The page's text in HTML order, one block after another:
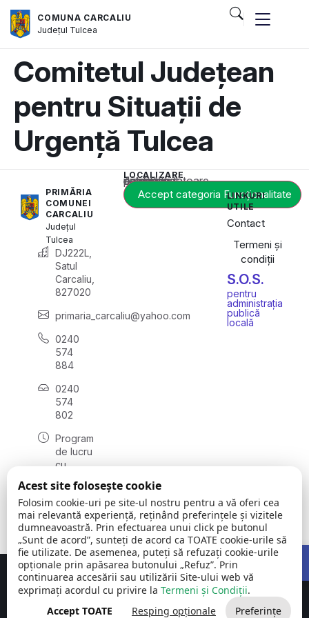
COMUNA CARCALIU
Județul Tulcea
Comitetul Județean
pentru Situații de
Urgență Tulcea
PRIMĂRIA
COMUNEI
CARCALIU
Județul
Tulcea
DJ222L,
Satul
Carcaliu,
827020
primaria_carcaliu@yahoo.com
0240
574
884
0240
574
802
Program
de lucru
cu
luni -
vineri:
08:00 -
16:00
LOCALIZARE
Acest conținut este blocat până când acceptați categoria corespunzătoare de cookie-uri.
Accept categoria Funcționalitate
LINKURI
UTILE
Contact
Termeni și
condiții
S.O.S.
pentru
administrația
publică
locală
Comuna Carcaliu | județul
©
Toate drepturile
Concept realizat deBig Media Relații Publice SRL
Acest site folosește cookie
Folosim cookie-uri pe site-ul nostru pentru a vă oferi cea
mai relevantă experiență, reținând preferințele și vizitele
dumneavoastră. Prin efectuarea unui click pe butonul
„Sunt de acord”, sunteți de acord ca TOATE cookie-urile să
fie utilizate. De asemenea, puteți să refuzați cookie-urile
opționale prin apăsarea butonului „Refuz”. Prin
continuarea accesării sau utilizării Site-ului web vă
exprimați acordul cu privire la Termeni și Condiții.
Accept TOATE
Resping opționale Preferințe